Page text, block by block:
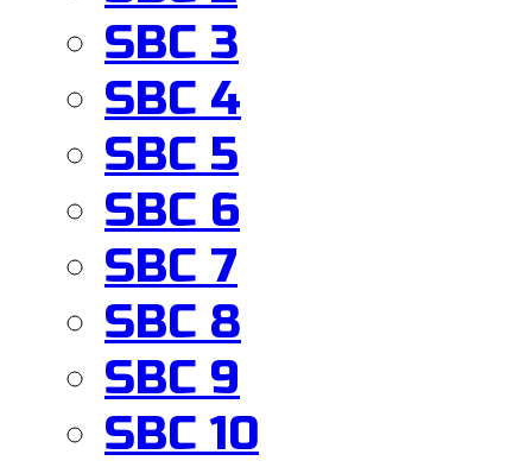
SBC 3
SBC 4
SBC 5
SBC 6
SBC 7
SBC 8
SBC 9
SBC 10